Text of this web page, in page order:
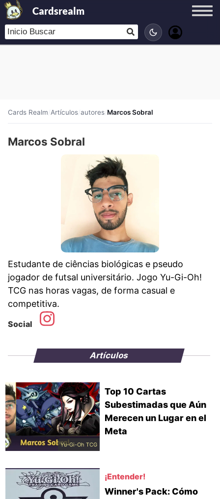
Cardsrealm
Cards Realm/Artículos/autores/Marcos Sobral
Marcos Sobral
Estudante de ciências biológicas e pseudo
jogador de futsal universitário. Jogo Yu-Gi-Oh!
TCG nas horas vagas, de forma casual e
competitiva.
Social
Artículos
Yu-Gi-Oh TCG
Top 10 Cartas
Subestimadas que Aún
Merecen un Lugar en el
Meta
¡Entender!
Winner's Pack: Cómo